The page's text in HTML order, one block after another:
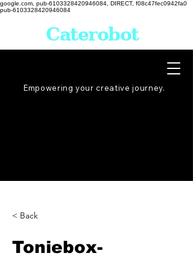
google.com, pub-6103328420946084, DIRECT, f08c47fec0942fa0
pub-6103328420946084
Empowering your creative journey.
Caterobot
< Back
Toniebox-